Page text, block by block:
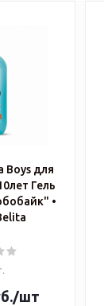
Boys для
Гель
•
• Belita
/шт